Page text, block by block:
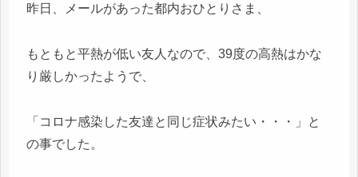
昨日、メールがあった都内おひとりさま、
もともと平熱が低い友人なので、39度の高熱はかな
り厳しかったようで、
「コロナ感染した友達と同じ症状みたい・・・」と
の事でした。